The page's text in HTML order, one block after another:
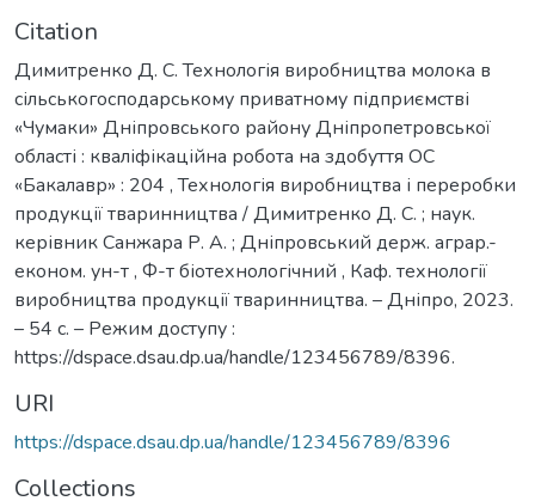
Citation
Димитренко Д. С. Технологія виробництва молока в
сільськогосподарському приватному підприємстві
«Чумаки» Дніпровського району Дніпропетровської
області : кваліфікаційна робота на здобуття ОС
«Бакалавр» : 204 , Технологія виробництва і переробки
продукції тваринництва / Димитренко Д. С. ; наук.
керівник Санжара Р. А. ; Дніпровський держ. аграр.-
економ. ун-т , Ф-т біотехнологічний , Каф. технології
виробництва продукції тваринництва. – Дніпро, 2023.
– 54 с. – Режим доступу :
https://dspace.dsau.dp.ua/handle/123456789/8396.
URI
https://dspace.dsau.dp.ua/handle/123456789/8396
Collections